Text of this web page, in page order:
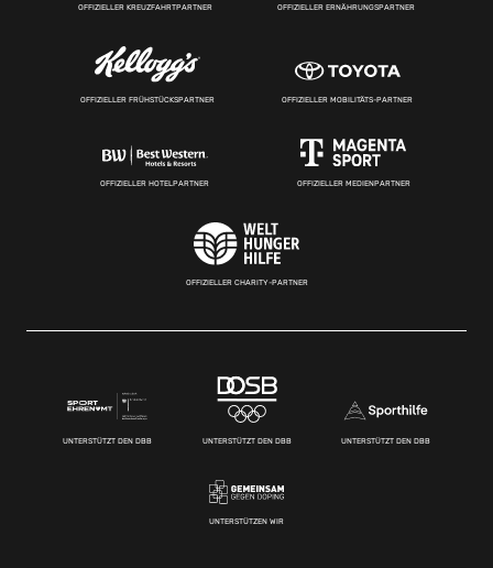
OFFIZIELLER KREUZFAHRTPARTNER OFFIZIELLER ERNÄHRUNGSPARTNER
OFFIZIELLER FRÜHSTÜCKSPARTNER OFFIZIELLER MOBILITÄTS-PARTNER
OFFIZIELLER HOTELPARTNER OFFIZIELLER MEDIENPARTNER
OFFIZIELLER CHARITY-PARTNER
UNTERSTÜTZT DEN DBB UNTERSTÜTZT DEN DBB UNTERSTÜTZT DEN DBB
UNTERSTÜTZEN WIR